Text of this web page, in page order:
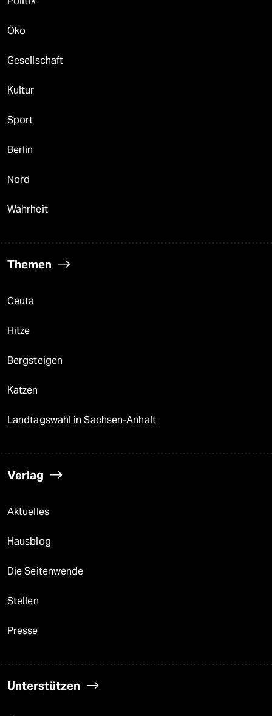
Öko
Gesellschaft
Kultur
Sport
Berlin
Nord
Wahrheit
Themen
Ceuta
Hitze
Bergsteigen
Katzen
Landtagswahl in Sachsen-Anhalt
Verlag
Aktuelles
Hausblog
Die Seitenwende
Stellen
Presse
Unterstützen